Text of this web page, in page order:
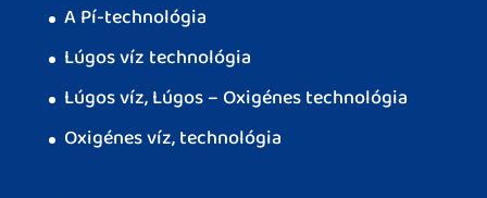
A Pí-technológia
Lúgos víz technológia
Lúgos víz, Lúgos – Oxigénes technológia
Oxigénes víz, technológia